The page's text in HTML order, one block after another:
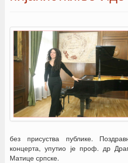
без присуства публике.
концерта, упутио је проф. др
Матице српске.